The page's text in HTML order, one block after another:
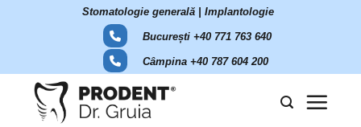
Stomatologie generală | Implantologie
București +40 771 763 640
Câmpina +40 787 604 200